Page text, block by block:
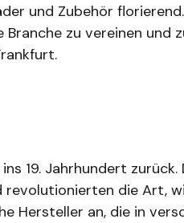
und Zubehör
zu vereinen und
19. Jahrhundert zurück.
revolutionierten die Art,
Hersteller an, die in